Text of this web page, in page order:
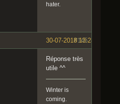
hater.
#145
30-07-2018 13:28:35
Réponse très
utile ^^
Winter is
coming.